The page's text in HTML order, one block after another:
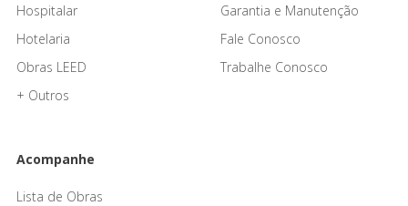
Hospitalar
Hotelaria
Obras LEED
+ Outros
Garantia e Manutenção
Fale Conosco
Trabalhe Conosco
Acompanhe
Lista de Obras